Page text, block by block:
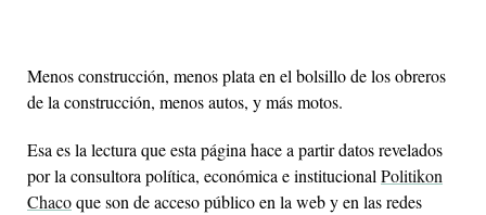
Menos construcción, menos plata en el bolsillo de los obreros
de la construcción, menos autos, y más motos.
Esa es la lectura que esta página hace a partir datos revelados
por la consultora política, económica e institucionalPolitikon
Chacoque son de acceso público en la web y en las redes